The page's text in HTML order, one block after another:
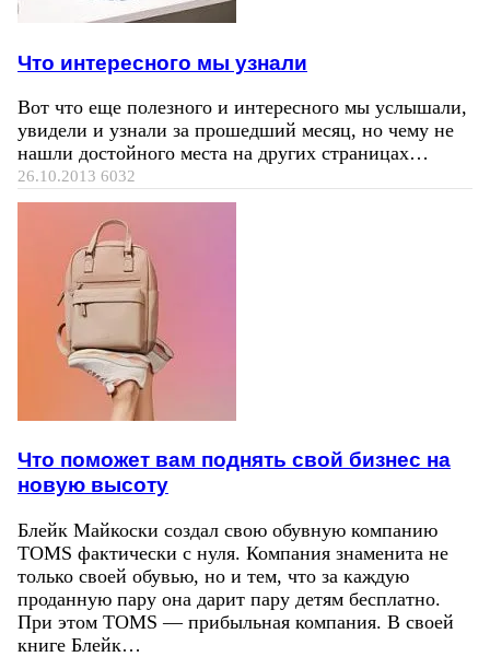
Что интересного мы узнали
Вот что еще полезного и интересного мы услышали,
увидели и узнали за прошедший месяц, но чему не
нашли достойного места на других страницах…
26.10.2013 6032
Что поможет вам поднять свой бизнес на
новую высоту
Блейк Майкоски создал свою обувную компанию
TOMS фактически с нуля. Компания знаменита не
только своей обувью, но и тем, что за каждую
проданную пару она дарит пару детям бесплатно.
При этом TOMS — прибыльная компания. В своей
книге Блейк…